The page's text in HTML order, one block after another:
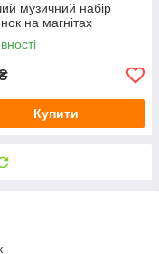
музичний набір
на магнітах
Купити